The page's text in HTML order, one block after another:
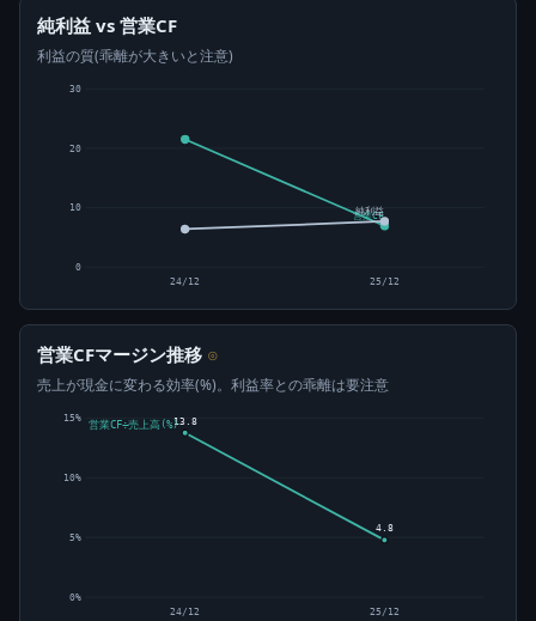
純利益 vs 営業CF
利益の質(乖離が大きいと注意)
0
10
20
30
営業CF
純利益
24/12 25/12
営業CFマージン推移 ⊙
売上が現金に変わる効率(%)。利益率との乖離は要注意
0%
5%
10%
15% 13.8
24/12
4.8
25/12
営業CF÷売上高(%)